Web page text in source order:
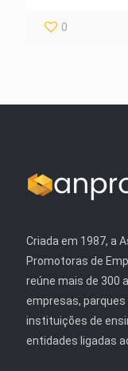
0
Criada em 1987, a
Promotoras de
reúne mais de 300
empresas,
instituições de
entidades ligadas